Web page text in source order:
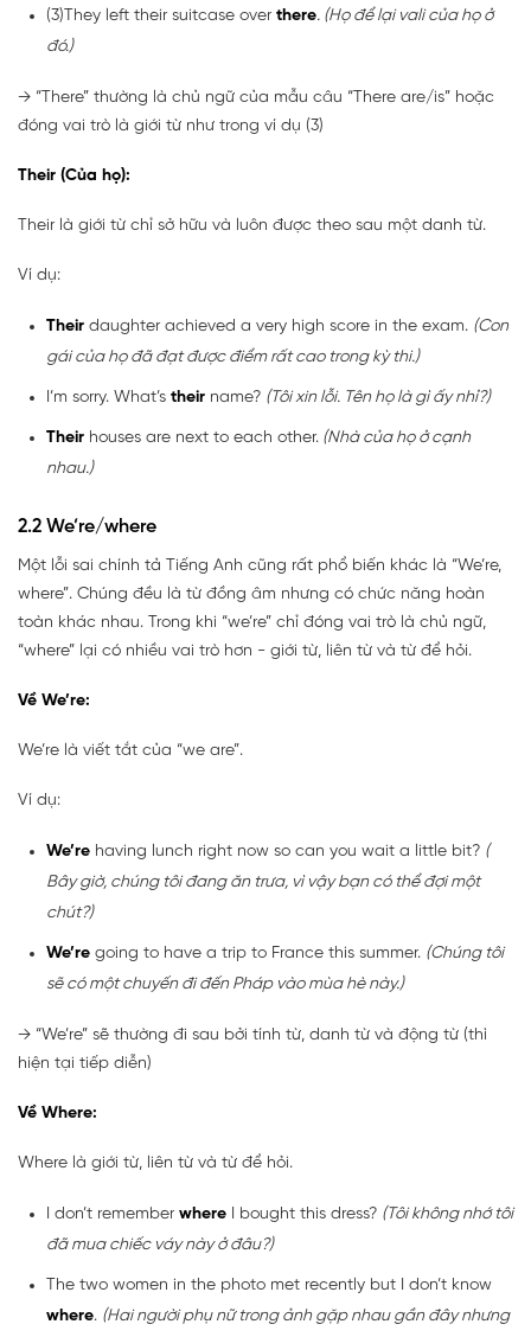
(3)They left their suitcase over there. (Họ để lại vali của họ ở
đó.)
→ “There” thường là chủ ngữ của mẫu câu “There are/is” hoặc
đóng vai trò là giới từ như trong ví dụ (3)
Their (Của họ):
Their là giới từ chỉ sở hữu và luôn được theo sau một danh từ.
Ví dụ:
Their daughter achieved a very high score in the exam. (Con
gái của họ đã đạt được điểm rất cao trong kỳ thi.)
I’m sorry. What’s their name? (Tôi xin lỗi. Tên họ là gì ấy nhỉ?)
Their houses are next to each other. (Nhà của họ ở cạnh
nhau.)
2.2 We’re/where
Một lỗi sai chính tả Tiếng Anh cũng rất phổ biến khác là “We’re,
where”. Chúng đều là từ đồng âm nhưng có chức năng hoàn
toàn khác nhau. Trong khi “we’re” chỉ đóng vai trò là chủ ngữ,
“where” lại có nhiều vai trò hơn - giới từ, liên từ và từ để hỏi.
Về We’re:
We’re là viết tắt của “we are”.
Ví dụ:
We’re having lunch right now so can you wait a little bit? (
Bây giờ, chúng tôi đang ăn trưa, vì vậy bạn có thể đợi một
chút?)
We’re going to have a trip to France this summer. (Chúng tôi
sẽ có một chuyến đi đến Pháp vào mùa hè này.)
→ “We’re” sẽ thường đi sau bởi tính từ, danh từ và động từ (thì
hiện tại tiếp diễn)
Về Where:
Where là giới từ, liên từ và từ để hỏi.
I don’t remember where I bought this dress? (Tôi không nhớ tôi
đã mua chiếc váy này ở đâu?)
The two women in the photo met recently but I don’t know
where. (Hai người phụ nữ trong ảnh gặp nhau gần đây nhưng